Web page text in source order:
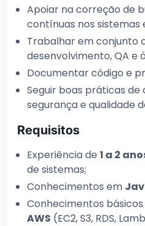
Apoiar na correção de
contínuas nos sistemas
Trabalhar em conjunto
desenvolvimento, QA e
Documentar código e
Seguir boas práticas de
segurança e qualidade
Requisitos
Experiência de 1 a 2
de sistemas;
Conhecimentos em
Conhecimentos
AWS (EC2, S3, RDS,